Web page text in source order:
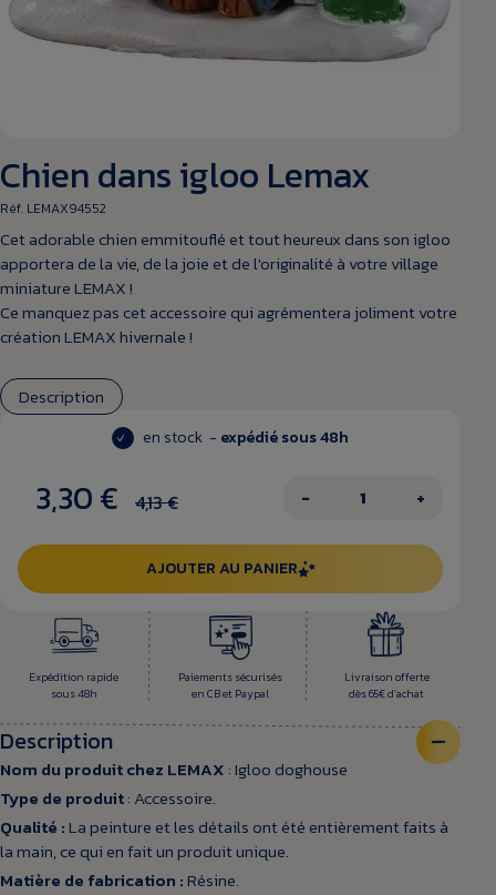
Chien dans igloo Lemax
Réf. LEMAX94552
Cet adorable chien emmitouflé et tout heureux dans son igloo
apportera de la vie, de la joie et de l'originalité à votre village
miniature LEMAX !
Ce manquez pas cet accessoire qui agrémentera joliment votre
création LEMAX hivernale !
Description
en stock - expédié sous 48h
3,30 € 4,13 € − +
AJOUTER AU PANIER
Expédition rapide
sous 48h
Paiements sécurisés
en CB et Paypal
Livraison offerte
dès 65€ d’achat
Description
Nom du produit chez LEMAX : Igloo doghouse
Type de produit: Accessoire.
Qualité :La peinture et les détails ont été entièrement faits à
la main, ce qui en fait un produit unique.
Matière de fabrication :Résine.